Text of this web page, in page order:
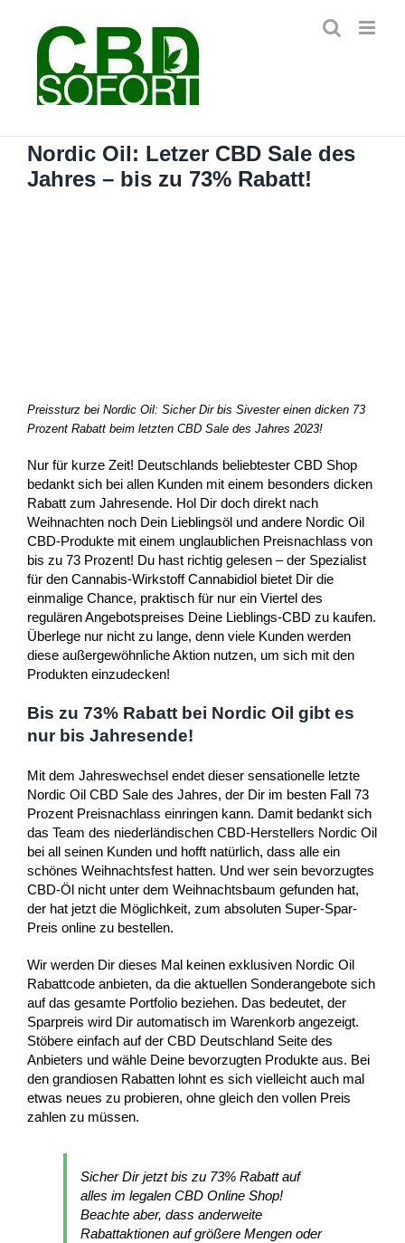
springen
Nordic Oil: Letzer CBD Sale des
Jahres – bis zu 73% Rabatt!
Preissturz bei Nordic Oil: Sicher Dir bis Sivester einen dicken 73
Prozent Rabatt beim letzten CBD Sale des Jahres 2023!
Nur für kurze Zeit! Deutschlands beliebtester CBD Shop
bedankt sich bei allen Kunden mit einem besonders dicken
Rabatt zum Jahresende. Hol Dir doch direkt nach
Weihnachten noch Dein Lieblingsöl und andere Nordic Oil
CBD-Produkte mit einem unglaublichen Preisnachlass von
bis zu 73 Prozent! Du hast richtig gelesen – der Spezialist
für den Cannabis-Wirkstoff Cannabidiol bietet Dir die
einmalige Chance, praktisch für nur ein Viertel des
regulären Angebotspreises Deine Lieblings-CBD zu kaufen.
Überlege nur nicht zu lange, denn viele Kunden werden
diese außergewöhnliche Aktion nutzen, um sich mit den
Produkten einzudecken!
Bis zu 73% Rabatt bei Nordic Oil gibt es
nur bis Jahresende!
Mit dem Jahreswechsel endet dieser sensationelle letzte
Nordic Oil CBD Sale des Jahres, der Dir im besten Fall 73
Prozent Preisnachlass einringen kann. Damit bedankt sich
das Team des niederländischen CBD-Herstellers Nordic Oil
bei all seinen Kunden und hofft natürlich, dass alle ein
schönes Weihnachtsfest hatten. Und wer sein bevorzugtes
CBD-Öl nicht unter dem Weihnachtsbaum gefunden hat,
der hat jetzt die Möglichkeit, zum absoluten Super-Spar-
Preis online zu bestellen.
Wir werden Dir dieses Mal keinen exklusiven Nordic Oil
Rabattcode anbieten, da die aktuellen Sonderangebote sich
auf das gesamte Portfolio beziehen. Das bedeutet, der
Sparpreis wird Dir automatisch im Warenkorb angezeigt.
Stöbere einfach auf der CBD Deutschland Seite des
Anbieters und wähle Deine bevorzugten Produkte aus. Bei
den grandiosen Rabatten lohnt es sich vielleicht auch mal
etwas neues zu probieren, ohne gleich den vollen Preis
zahlen zu müssen.
Sicher Dir jetzt bis zu 73% Rabatt auf
alles im legalen CBD Online Shop!
Beachte aber, dass anderweite
Rabattaktionen auf größere Mengen oder